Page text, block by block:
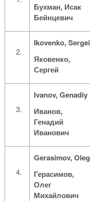
Бухман, Исак
Бейнцевич
Ikovenko, Sergei
Яковенко,
Сергей
Ivanov, Genadiy
Иванов,
Генадий
Иванович
Gerasimov, Oleg
Герасимов,
Олег
Михайлович